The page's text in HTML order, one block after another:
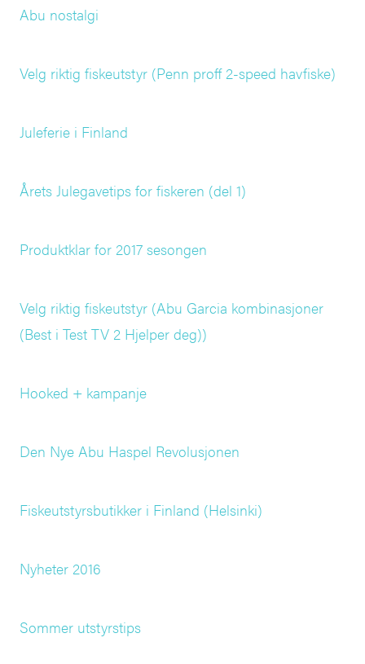
Abu nostalgi
Velg riktig fiskeutstyr (Penn proff 2-speed havfiske)
Juleferie i Finland
Årets Julegavetips for fiskeren (del 1)
Produktklar for 2017 sesongen
Velg riktig fiskeutstyr (Abu Garcia kombinasjoner
(Best i Test TV 2 Hjelper deg))
Hooked + kampanje
Den Nye Abu Haspel Revolusjonen
Fiskeutstyrsbutikker i Finland (Helsinki)
Nyheter 2016
Sommer utstyrstips